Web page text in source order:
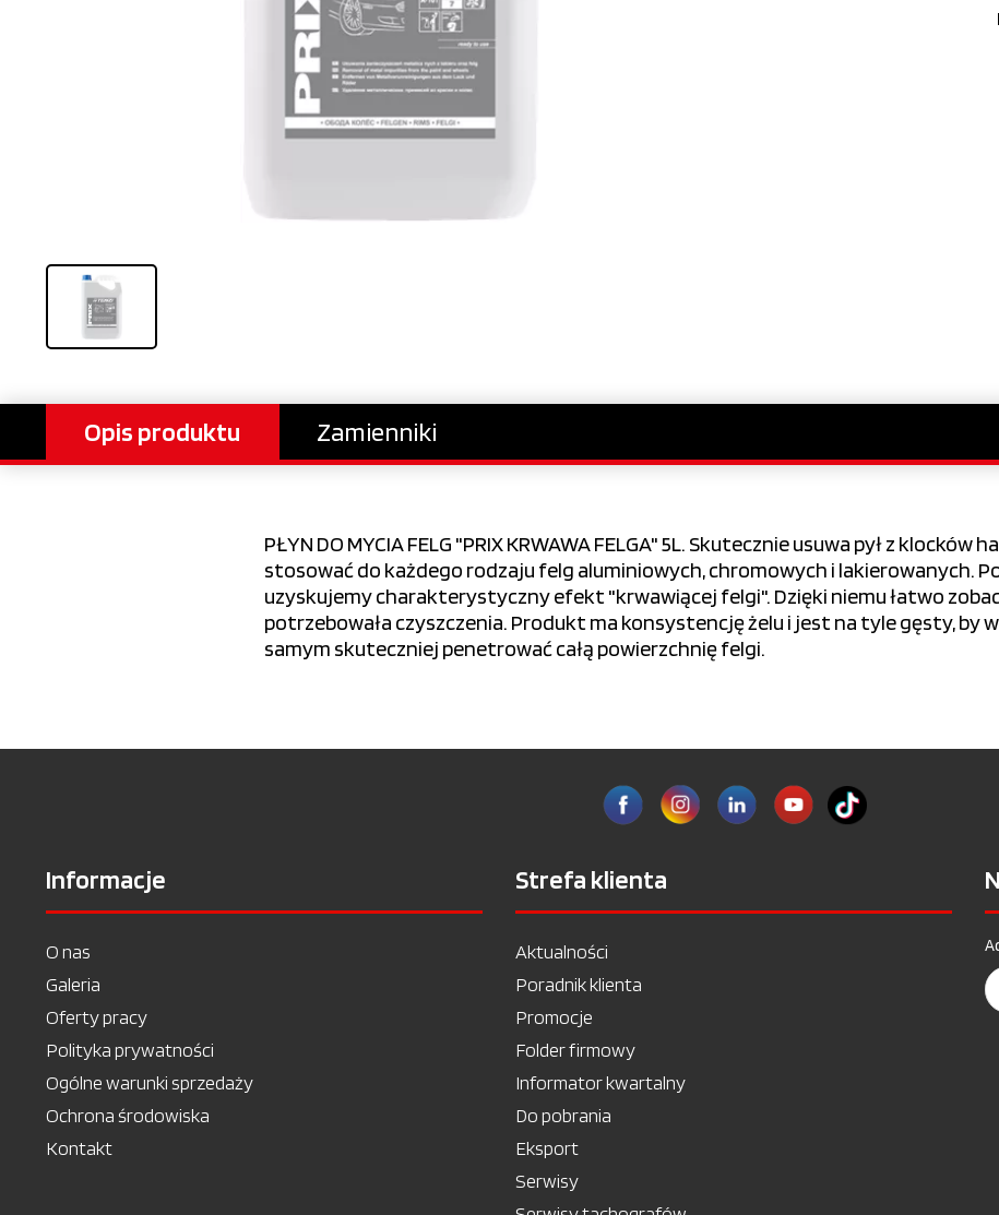
Opis produktu Zamienniki
PŁYN DO MYCIA FELG "PRIX KRWAWA FELGA" 5L. Skutecznie usuwa pył z klocków
stosować do każdego rodzaju felg aluminiowych, chromowych i lakierowanych.
uzyskujemy charakterystyczny efekt "krwawiącej felgi". Dzięki niemu łatwo
potrzebowała czyszczenia. Produkt ma konsystencję żelu i jest na tyle gęsty, by
samym skuteczniej penetrować całą powierzchnię felgi.
Informacje
O nas
Galeria
Oferty pracy
Polityka prywatności
Ogólne warunki sprzedaży
Ochrona środowiska
Kontakt
Strefa klienta
Aktualności
Poradnik klienta
Promocje
Folder firmowy
Informator kwartalny
Do pobrania
Eksport
Serwisy